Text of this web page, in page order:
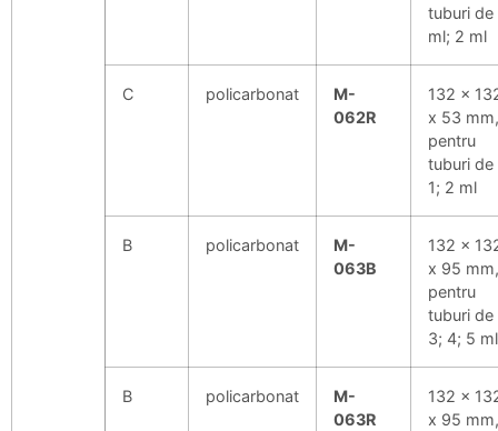
tuburi de
ml; 2 ml
C policarbonat
M-
062R
132 x
x 53 mm,
pentru
tuburi de
1; 2 ml
B policarbonat
M-
063B
132 x
x 95 mm,
pentru
tuburi de
3; 4; 5 ml
B policarbonat
M-
063R
132 x
x 95 mm,